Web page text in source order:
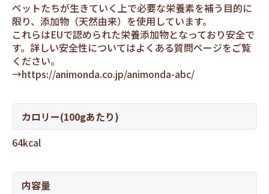
ペットたちが生きていく上で必要な栄養素を補う目的に
限り、添加物（天然由来）を使用しています。
これらはEUで認められた栄養添加物となっており安全で
す。詳しい安全性についてはよくある質問ページをご覧
ください。
→https://animonda.co.jp/animonda-abc/
カロリー(100gあたり)
64kcal
内容量